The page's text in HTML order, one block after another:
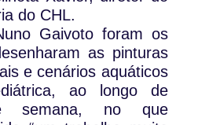
do CHL.
Gaivoto foram os
as pinturas
e cenários aquáticos
ao longo de
semana, no que